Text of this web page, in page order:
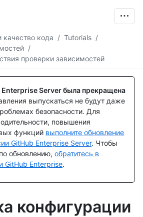
качество кода / Tutorials /
/
проверки зависимостей
Enterprise Server была прекращена
выпускаться не будут даже
безопасности. Для
повышения
функций выполните обновление
GitHub Enterprise Server. Чтобы
обновлению, обратитесь в
Enterprise.
конфигурации